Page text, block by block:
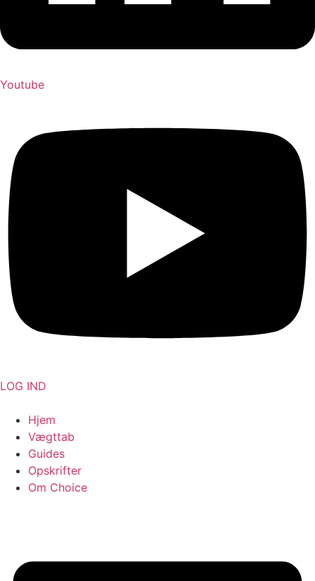
Youtube
LOG IND
Hjem
Vægttab
Guides
Opskrifter
Om Choice